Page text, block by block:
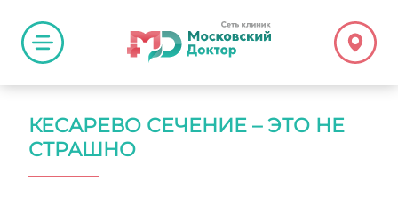
КЕСАРЕВО СЕЧЕНИЕ – ЭТО НЕ
СТРАШНО